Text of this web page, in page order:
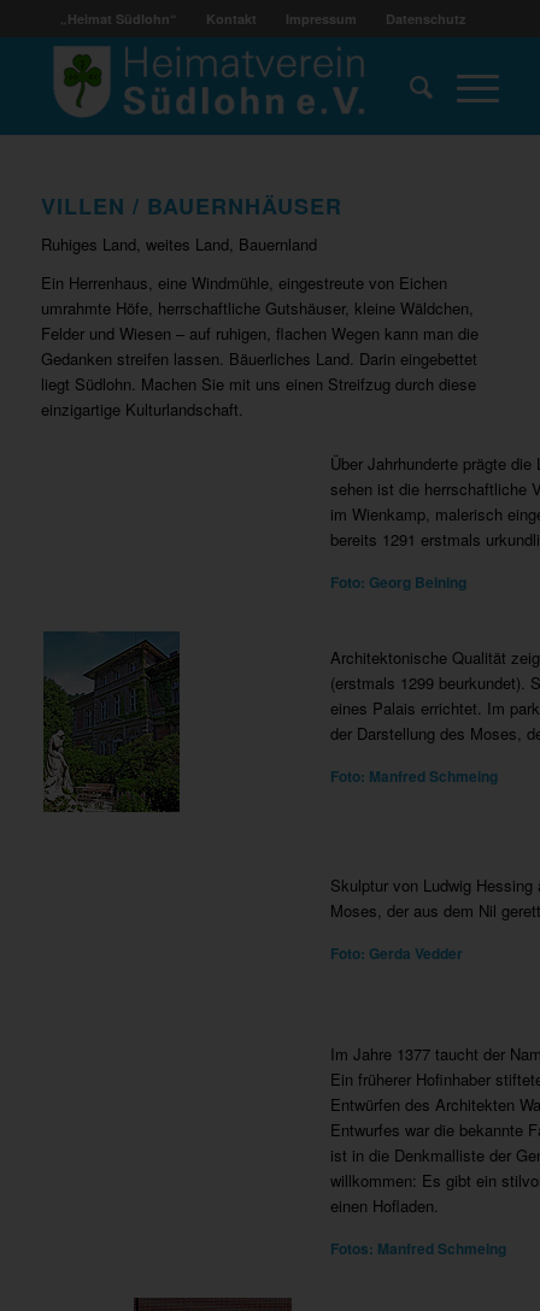
„Heimat Südlohn“ Kontakt Impressum Datenschutz
VILLEN / BAUERNHÄUSER
Ruhiges Land, weites Land, Bauernland
Ein Herrenhaus, eine Windmühle, eingestreute von Eichen
umrahmte Höfe, herrschaftliche Gutshäuser, kleine Wäldchen,
Felder und Wiesen – auf ruhigen, flachen Wegen kann man die
Gedanken streifen lassen. Bäuerliches Land. Darin eingebettet
liegt Südlohn. Machen Sie mit uns einen Streifzug durch diese
einzigartige Kulturlandschaft.
Über Jahrhunderte prägte
sehen ist die herrschaftliche
im Wienkamp, malerisch
bereits 1291 erstmals
Foto: Georg Beining
Architektonische Qualität
(erstmals 1299 beurkundet).
eines Palais errichtet. Im
der Darstellung des Moses,
Foto: Manfred Schmeing
Skulptur von Ludwig
Moses, der aus dem Nil
Foto: Gerda Vedder
Im Jahre 1377 taucht der
Ein früherer Hofinhaber
Entwürfen des Architekten
Entwurfes war die bekannte
ist in die Denkmalliste der
willkommen: Es gibt ein
einen Hofladen.
Fotos: Manfred Schmeing